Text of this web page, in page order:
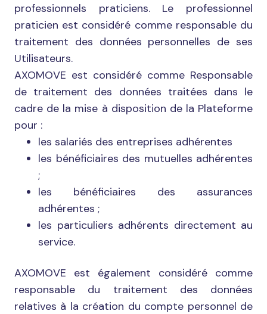
professionnels praticiens. Le professionnel
praticien est considéré comme responsable du
traitement des données personnelles de ses
Utilisateurs.
AXOMOVE est considéré comme Responsable
de traitement des données traitées dans le
cadre de la mise à disposition de la Plateforme
pour :
les salariés des entreprises adhérentes
les bénéficiaires des mutuelles adhérentes
;
les bénéficiaires des assurances
adhérentes ;
les particuliers adhérents directement au
service.
AXOMOVE est également considéré comme
responsable du traitement des données
relatives à la création du compte personnel de